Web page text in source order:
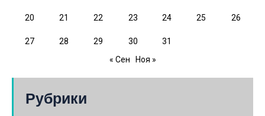
20 21 22 23 24 25 26
27 28 29 30
31
« Сен
Ноя »
Рубрики